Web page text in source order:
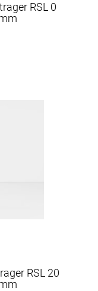
RSL 0
RSL 20